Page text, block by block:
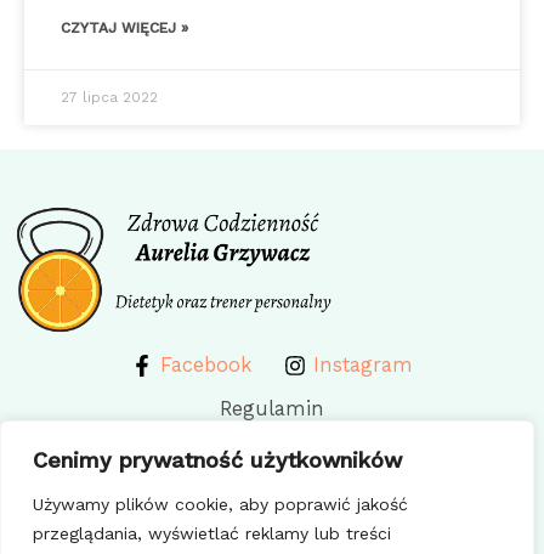
Cenimy prywatność użytkowników
Używamy plików cookie, aby poprawić jakość
przeglądania, wyświetlać reklamy lub treści
CZYTAJ WIĘCEJ »
27 lipca 2022
Facebook
Instagram
Regulamin
Polityka cookie